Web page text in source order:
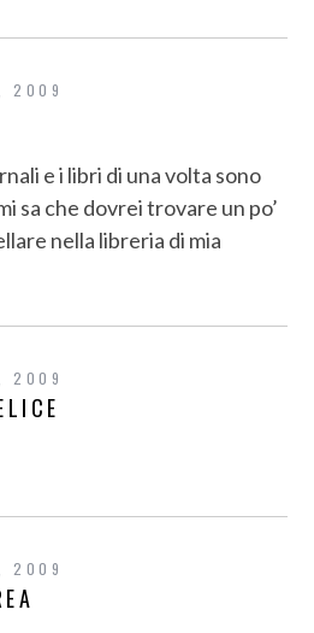
2009
e i libri di una volta sono
sa che dovrei trovare un po’
nella libreria di mia
2009
2009